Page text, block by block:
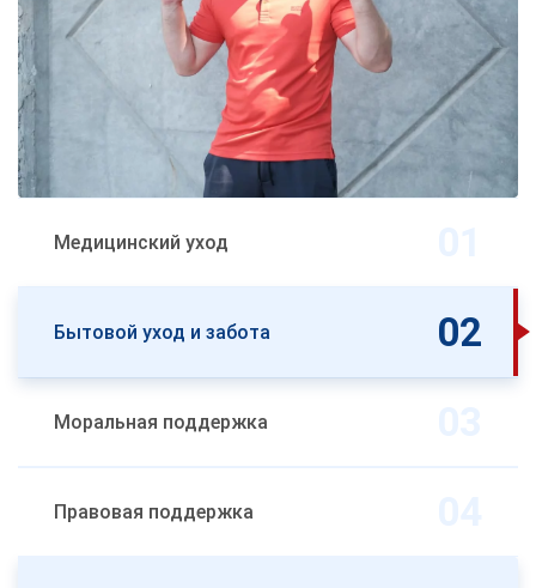
Медицинский уход
Бытовой уход и забота
Моральная поддержка
Правовая поддержка